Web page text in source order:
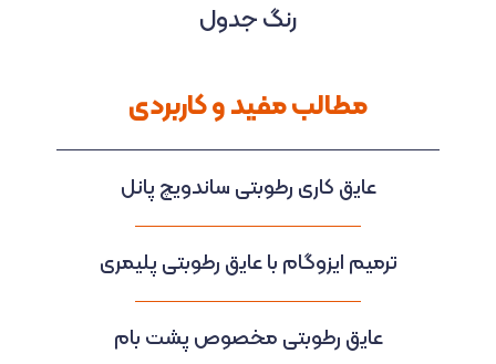
رنگ جدول
مطالب مفید و کاربردی
عایق کاری رطوبتی ساندویچ پانل
ترمیم ایزوگام با عایق رطوبتی پلیمری
عایق رطوبتی مخصوص پشت بام